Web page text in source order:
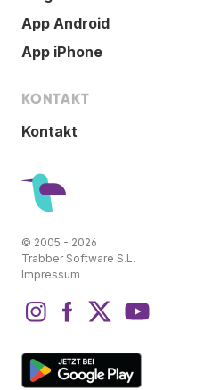
App Android
App iPhone
KONTAKT
Kontakt
© 2005 - 2026
Trabber Software S.L.
Impressum